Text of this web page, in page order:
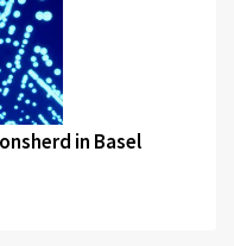
in Basel